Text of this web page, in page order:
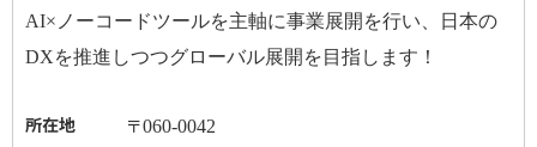
AI× ノーコードツールを主軸に事業展開を行い、日本の
DXを推進しつつグローバル展開を目指します！
所在地 〒060-0042